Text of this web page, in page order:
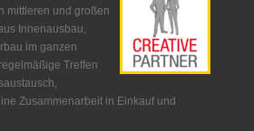
mittleren und großen
Innenausbau,
im ganzen
Treffen
Zusammenarbeit in Einkauf und